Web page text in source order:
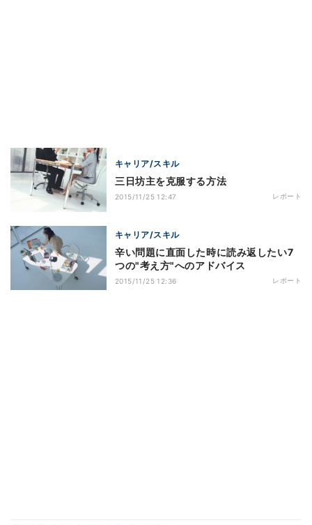
キャリア/スキル
三日坊主を克服する方法
2015/11/25 12:47 レポート
キャリア/スキル
辛い問題に直面した時に読み返したい7
つの"考え方"へのアドバイス
2015/11/25 12:36 レポート